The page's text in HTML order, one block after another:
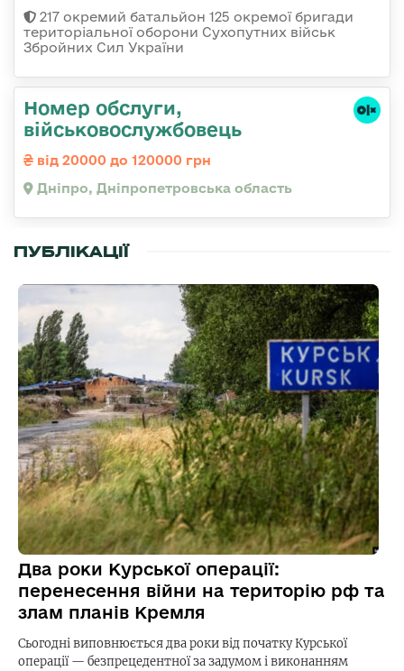
217 окремий батальйон 125 окремої бригади
територіальної оборони Сухопутних військ
Збройних Сил України
Номер обслуги,
військовослужбовець
від 20000 до 120000 грн
Дніпро, Дніпропетровська область
ПУБЛІКАЦІЇ
Два роки Курської операції:
перенесення війни на територію рф та
злам планів Кремля
Сьогодні виповнюється два роки від початку Курської
операції — безпрецедентної за задумом і виконанням